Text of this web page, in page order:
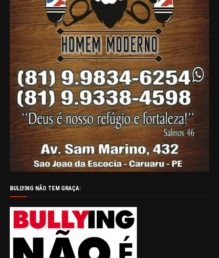
BULLYING NÃO TEM GRAÇA: